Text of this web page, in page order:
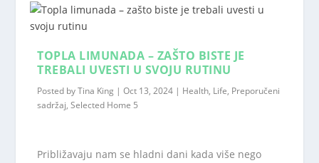
TOPLA LIMUNADA – ZAŠTO BISTE JE
TREBALI UVESTI U SVOJU RUTINU
Posted byTina King |Oct 13, 2024 | Health, Life, Preporučeni
sadržaj,Selected Home 5
Približavaju nam se hladni dani kada više nego